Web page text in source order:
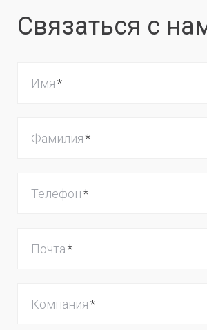
Связаться с
Имя
Фамилия
Телефон
Почта
Компания